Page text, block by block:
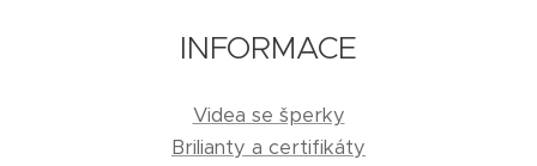
INFORMACE
Videa se šperky
Brilianty a certifikáty